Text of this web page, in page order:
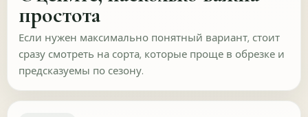
простота
Если нужен максимально понятный вариант, стоит
сразу смотреть на сорта, которые проще в обрезке и
предсказуемы по сезону.
Что помогает доверять качеству саженцев?
Можно ответить и до покупки, и после получения
растений. Это помогает понять, какой информации не
хватает для доверия и где нужно усилить подачу
качества.
На каком этапе вы сейчас?